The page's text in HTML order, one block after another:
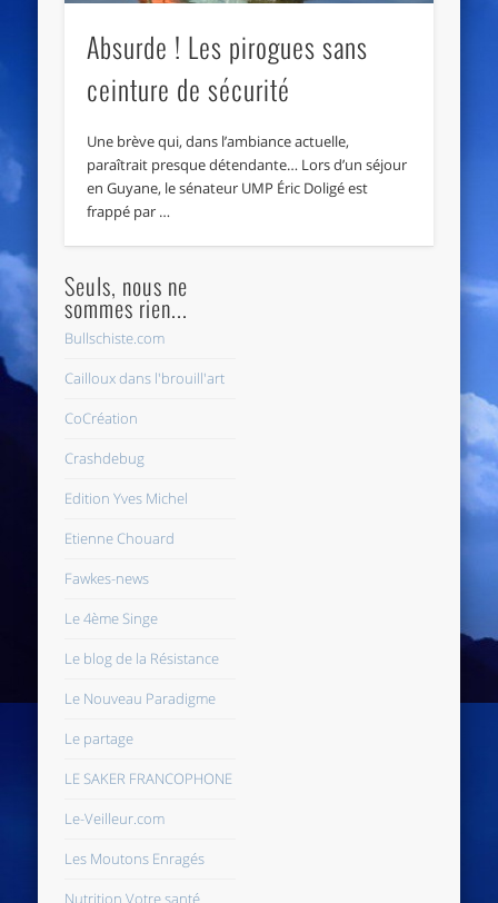
Absurde ! Les pirogues sans
ceinture de sécurité
Une brève qui, dans l’ambiance actuelle,
paraîtrait presque détendante… Lors d’un séjour
en Guyane, le sénateur UMP Éric Doligé est
frappé par …
Seuls, nous ne
sommes rien...
Bullschiste.com
Cailloux dans l'brouill'art
CoCréation
Crashdebug
Edition Yves Michel
Etienne Chouard
Fawkes-news
Le 4ème Singe
Le blog de la Résistance
Le Nouveau Paradigme
Le partage
LE SAKER FRANCOPHONE
Le-Veilleur.com
Les Moutons Enragés
Nutrition Votre santé